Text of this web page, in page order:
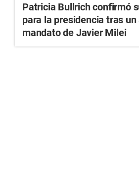
Patricia Bullrich confirmó
para la presidencia tras un
mandato de Javier Milei